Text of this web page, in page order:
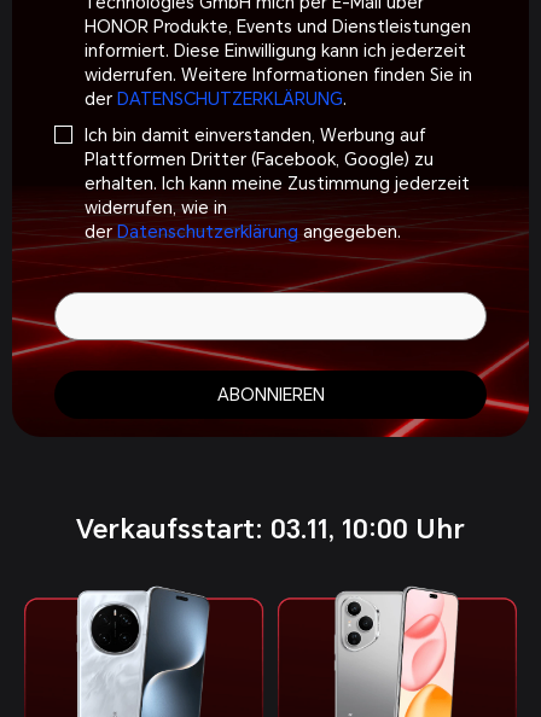
HONOR Produkte, Events und Dienstleistungen
informiert. Diese Einwilligung kann ich jederzeit
widerrufen. Weitere Informationen finden Sie in
der DATENSCHUTZERKLÄRUNG.
Ich bin damit einverstanden, Werbung auf
Plattformen Dritter (Facebook, Google) zu
erhalten. Ich kann meine Zustimmung jederzeit
widerrufen, wie in
der Datenschutzerklärung angegeben.
ABONNIEREN
Verkaufsstart: 03.11, 10:00 Uhr